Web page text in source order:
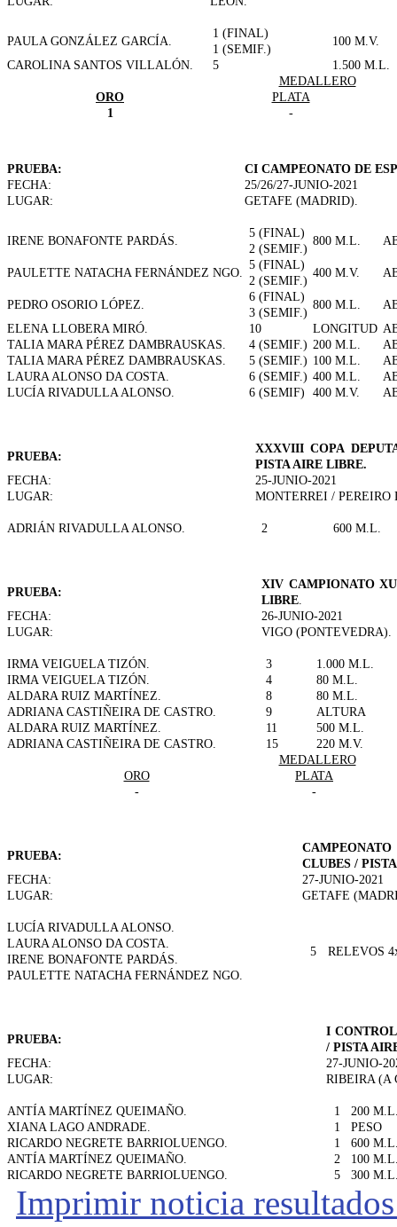
PAULA GONZÁLEZ GARCÍA.
1 (FINAL)
1 (SEMIF.)
100 M.V.
CAROLINA SANTOS VILLALÓN.
5
1.500 M.L.
MEDALLERO
ORO
PLATA
1
-
PRUEBA:
CI CAMPEONATO DE
FECHA:
25/26/27-JUNIO-2021
LUGAR:
GETAFE (MADRID).
IRENE BONAFONTE PARDÁS.
5 (FINAL)
2 (SEMIF.)
800 M.L.
PAULETTE NATACHA FERNÁNDEZ NGO.
5 (FINAL)
2 (SEMIF.)
400 M.V.
PEDRO OSORIO LÓPEZ.
6 (FINAL)
3 (SEMIF.)
800 M.L.
ELENA LLOBERA MIRÓ.
10 LONGITUD
TALIA MARA PÉREZ DAMBRAUSKAS.
4 (SEMIF.) 200 M.L.
TALIA MARA PÉREZ DAMBRAUSKAS.
5 (SEMIF.) 100 M.L.
LAURA ALONSO DA COSTA.
6 (SEMIF.) 400 M.L.
LUCÍA RIVADULLA ALONSO.
6 (SEMIF) 400 M.V.
PRUEBA:
XXXVIII COPA
PISTA AIRE LIBRE.
FECHA:
25-JUNIO-2021
LUGAR:
MONTERREI / PEREIRO
ADRIÁN RIVADULLA ALONSO. 2 600 M.L.
PRUEBA:
XIV CAMPIONATO
LIBRE.
FECHA:
26-JUNIO-2021
LUGAR:
VIGO (PONTEVEDRA).
IRMA VEIGUELA TIZÓN. 3
1.000 M.L.
IRMA VEIGUELA TIZÓN.
4
80 M.L.
ALDARA RUIZ MARTÍNEZ.
8
80 M.L.
ADRIANA CASTIÑEIRA DE CASTRO.
9
ALTURA
ALDARA RUIZ MARTÍNEZ.
11
500 M.L.
ADRIANA CASTIÑEIRA DE CASTRO.
15
220 M.V.
MEDALLERO
ORO
PLATA
-
-
PRUEBA:
CLUBES /
FECHA:
27-JUNIO-2021
LUGAR:
GETAFE
LUCÍA RIVADULLA ALONSO.
LAURA ALONSO DA COSTA.
IRENE BONAFONTE PARDÁS.
PAULETTE NATACHA FERNÁNDEZ NGO.
5 RELEVOS
PRUEBA:
I
/ PISTA
FECHA:
27-JUNIO-
LUGAR:
RIBEIRA (A
ANTÍA MARTÍNEZ QUEIMAÑO. 1
200
XIANA LAGO ANDRADE.
1
PESO
RICARDO NEGRETE BARRIOLUENGO.
1
600
ANTÍA MARTÍNEZ QUEIMAÑO.
2
100
RICARDO NEGRETE BARRIOLUENGO.
5 300
Imprimir noticia